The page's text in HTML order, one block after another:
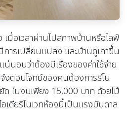
มื่อเวลาผ่านไปสภาพบ้านหรือไลฟ์
การเปลี่ยนแปลง และบ้านดูเก่าขึ้น
น่นอนว่าต้องมีเรื่องของค่าใช้จ่าย
งตอบโจทย์ของคนต้องการรีโน
ในงบเพียง 15,000 บาท ด้วยไม้
เดียรีโนเวทห้องนี้เป็นแรงบันดาล